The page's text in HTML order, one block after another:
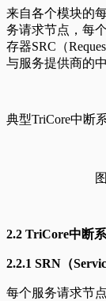
来自各个模块的
务请求节点，每
存器SRC（
与服务提供商的
典型TriCore中断
2.2 TriCore中断
2.2.1 SRN（
每个服务请求节